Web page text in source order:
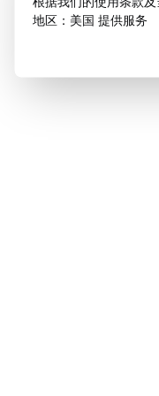
地区：美国 提供服务